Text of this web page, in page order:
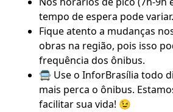
tempo de espera pode variar.
Fique atento a mudanças
obras na região, pois isso
frequência dos ônibus.
🚍 Use o InforBrasília todo
mais perca o ônibus.
facilitar sua vida! 😉